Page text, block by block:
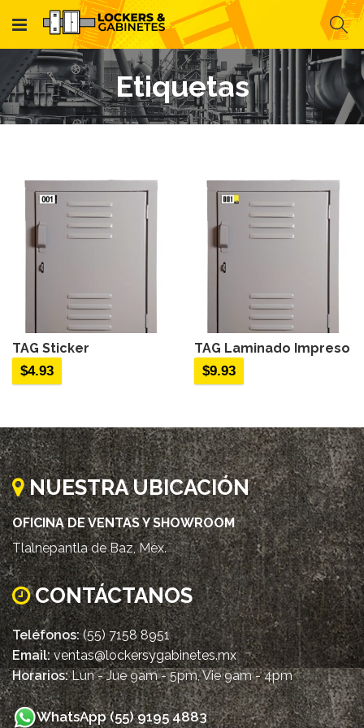
Etiquetas
TAG Sticker
$4.93
TAG Laminado Impreso
$9.93
NUESTRA UBICACIÓN
OFICINA DE VENTAS Y SHOWROOM
Tlalnepantla de Baz, Méx.
CONTÁCTANOS
Teléfonos: (55) 7158 8951
Email:ventas@lockersygabinetes.mx
Horarios:Lun - Jue 9am - 5pm, Vie 9am - 4pm
WhatsApp (55) 9195 4883